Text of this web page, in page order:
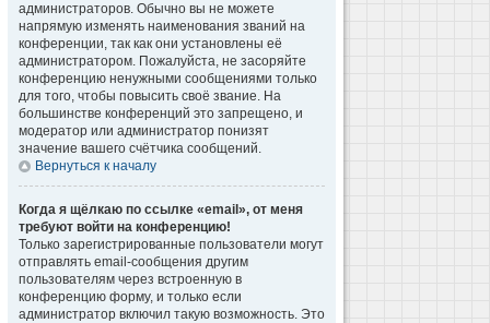
администраторов. Обычно вы не можете
напрямую изменять наименования званий на
конференции, так как они установлены её
администратором. Пожалуйста, не засоряйте
конференцию ненужными сообщениями только
для того, чтобы повысить своё звание. На
большинстве конференций это запрещено, и
модератор или администратор понизят
значение вашего счётчика сообщений.
Вернуться к началу
Когда я щёлкаю по ссылке «email», от меня
требуют войти на конференцию!
Только зарегистрированные пользователи могут
отправлять email-сообщения другим
пользователям через встроенную в
конференцию форму, и только если
администратор включил такую возможность. Это